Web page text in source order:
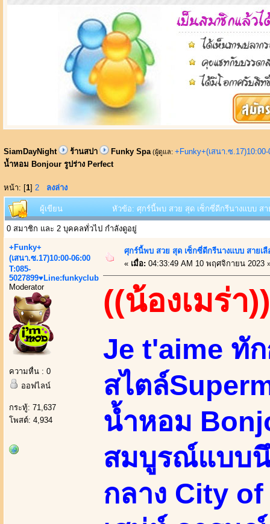
SiamDayNight ร้านสปา Funky Spa (ผู้ดูแล: +Funky+(เสนา.ซ
น้ำหอม Bonjour รูปร่าง Perfect
หน้า: [1] 2 ลงล่าง
ผู้เขียน หัวข้อ: ศุกร์นี้พบ สวย สุด เซ็กซี่ดีกรีนางแบบ สา
0 สมาชิก และ 2 บุคคลทั่วไป กำลังดูอยู่
+Funky+
(เสนา.ซ.17)10:00-06:00
T:085-
5027899♥Line:funkyclub
Moderator
ความหื่น : 0
ออฟไลน์
กระทู้: 71,637
โพสต์: 4,934
ศุกร์นี้พบ สวย สุด เซ็กซี่ดีกรีนางแบบ สายเ
« เมื่อ: 04:33:49 AM 10 พฤศจิกายน 2023
((น้องเมร่า))
Je t'aime ทั
สไตล์
น้ำหอม
สมบูรณ์แบบ
กลาง City